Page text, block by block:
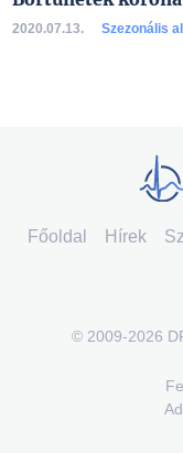
2020.07.13. Szezonális
Főoldal Hírek
© 2009-2026